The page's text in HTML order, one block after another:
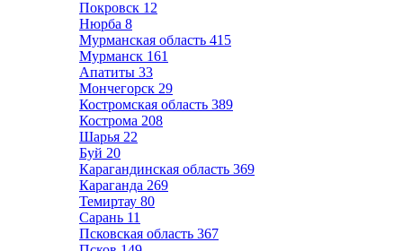
Покровск 12
Нюрба 8
Мурманская область 415
Мурманск 161
Апатиты 33
Мончегорск 29
Костромская область 389
Кострома 208
Шарья 22
Буй 20
Карагандинская область 369
Караганда 269
Темиртау 80
Сарань 11
Псковская область 367